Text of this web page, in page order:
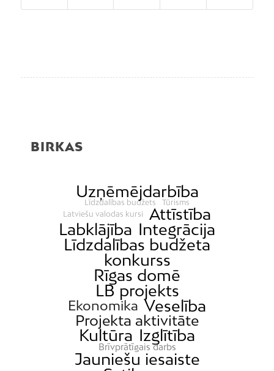
BIRKAS
Uzņēmējdarbība
Līdzdalības budžets
Tūrisms
Latviešu valodas kursi
Attīstība
Labklājība Integrācija
Līdzdalības budžeta
konkurss
Rīgas domē
LB projekts
Ekonomika Veselība
Projekta aktivitāte
Kultūra Izglītība
Brīvprātīgais darbs
Jauniešu iesaiste